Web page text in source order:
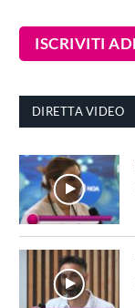
DIRETTA VIDEO